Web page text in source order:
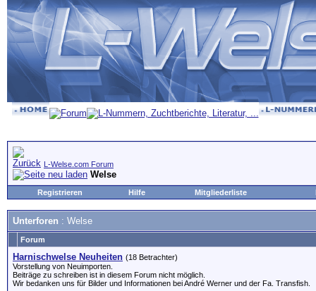
L-Welse.com Forum
Welse
Registrieren Hilfe Mitgliederliste
Unterforen : Welse
Forum
Harnischwelse Neuheiten (18 Betrachter)
Vorstellung von Neuimporten.
Beiträge zu schreiben ist in diesem Forum nicht möglich.
Wir bedanken uns für Bilder und Informationen bei André Werner und der Fa. Transfish.